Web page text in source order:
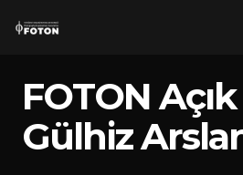
FOTON
Gülhiz